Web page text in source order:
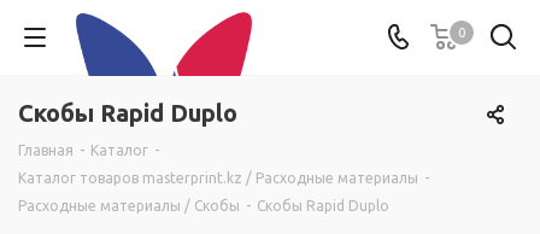
0
Скобы Rapid Duplo
Главная - Каталог -
Каталог товаров masterprint.kz / Расходные материалы -
Расходные материалы / Скобы - Скобы Rapid Duplo